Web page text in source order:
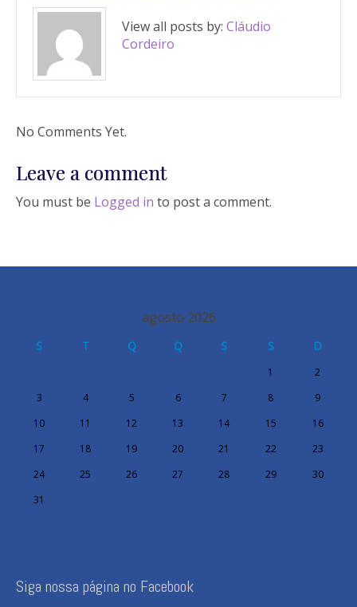
View all posts by: Cláudio
Cordeiro
No Comments Yet.
Leave a comment
You must be Logged in to post a comment.
agosto 2026
S T Q Q S S D
1
2
3
4 5 6 7 8
9
10
11 12 13 14 15
16
17
18 19 20 21 22
23
24
25 26 27 28 29
30
31
Siga nossa página no Facebook